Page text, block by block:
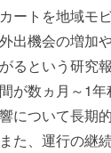
ートを地域モ
出機会の増加
るという研究
が数ヵ月～1年
について長期
た、運行の継